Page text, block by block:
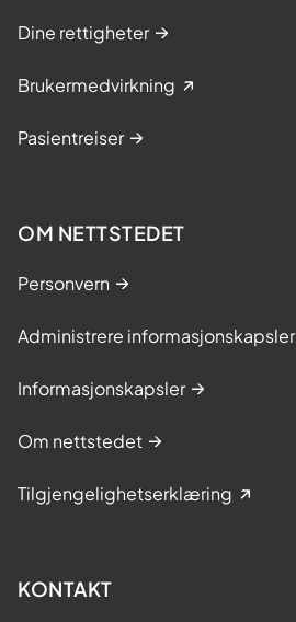
Dine rettigheter
Brukermedvirkning
Pasientreiser
OM NETTSTEDET
Personvern
Administrere informasjonskapsler
Informasjonskapsler
Om nettstedet
Tilgjengelighetserklæring
KONTAKT